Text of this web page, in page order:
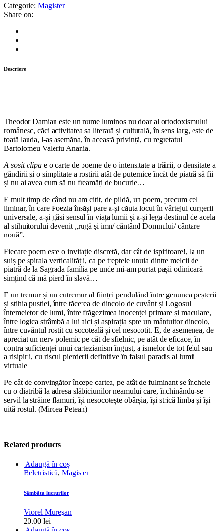
Categorie: Magister
Share on:
Descriere
Theodor Damian este un nume luminos nu doar al ortodoxismului
românesc, căci activitatea sa literară și culturală, în sens larg, este de
toată lauda, l-aș asemăna, în această privință, cu regretatul
Bartolomeu Valeriu Anania.
A sosit clipa e o carte de poeme de o intensitate a trăirii, o densitate a
gândirii și o simplitate a rostirii atât de puternice încât de piatră să fii
și nu ai avea cum să nu freamăți de bucurie…
E mult timp de când nu am citit, de pildă, un poem, precum cel
liminar, în care Poezia însăși pare a-și căuta locul în vârtejul curgerii
universale, a-și găsi sensul în viața lumii și a-și lega destinul de acela
al stihuitorului devenit „rugă şi imn/ cântând Domnului/ cântare
nouă”.
Fiecare poem este o invitație discretă, dar cât de ispititoare!, la un
suiș pe spirala verticalității, ca pe treptele unuia dintre melcii de
piatră de la Sagrada familia pe unde mi-am purtat pașii odinioară
simțind că mă pierd în slavă…
E un tremur și un cutremur al ființei pendulând între genunea peșterii
și stihia pustiei, între tăcerea de dincolo de cuvânt și Logosul
întemeietor de lumi, între frăgezimea inocenței primare și maculare,
între logica strâmbă a lui aici și aspirația spre un mântuitor dincolo,
între cuvântul rostit cu socoteală și cel nesocotit. E, de asemenea, de
apreciat un nerv polemic pe cât de sfielnic, pe atât de eficace, în
contra suficienței unui cartezianism îngust, a ismelor de tot felul sau
a risipirii, cu riscul pierderii definitive în falsul paradis al lumii
virtuale.
Pe cât de convingător începe cartea, pe atât de fulminant se încheie
cu o diatribă la adresa slăbiciunilor neamului care, închinându-se
servil la străine flamuri, își nesocotește obârșia, își strică limba și își
uită rostul. (Mircea Petean)
Related products
Adaugă în coș
Beletristică, Magister
Sâmbăta lucrurilor
Viorel Mureşan
20.00 lei